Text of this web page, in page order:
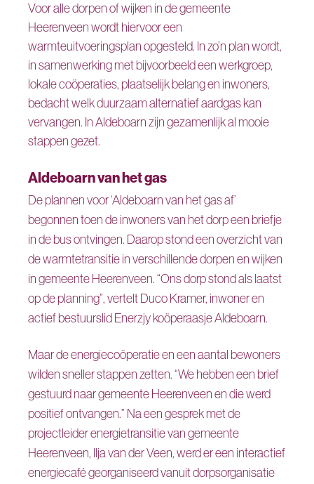
Voor alle dorpen of wijken in de gemeente
Heerenveen wordt hiervoor een
warmteuitvoeringsplan opgesteld. In zo’n plan wordt,
in samenwerking met bijvoorbeeld een werkgroep,
lokale coöperaties, plaatselijk belang en inwoners,
bedacht welk duurzaam alternatief aardgas kan
vervangen. In Aldeboarn zijn gezamenlijk al mooie
stappen gezet.
Aldeboarn van het gas
De plannen voor ‘Aldeboarn van het gas af’
begonnen toen de inwoners van het dorp een briefje
in de bus ontvingen. Daarop stond een overzicht van
de warmtetransitie in verschillende dorpen en wijken
in gemeente Heerenveen. “Ons dorp stond als laatst
op de planning”, vertelt Duco Kramer, inwoner en
actief bestuurslid Enerzjy koöperaasje Aldeboarn.
Maar de energiecoöperatie en een aantal bewoners
wilden sneller stappen zetten. “We hebben een brief
gestuurd naar gemeente Heerenveen en die werd
positief ontvangen.” Na een gesprek met de
projectleider energietransitie van gemeente
Heerenveen, Ilja van der Veen, werd er een interactief
energiecafé georganiseerd vanuit dorpsorganisatie